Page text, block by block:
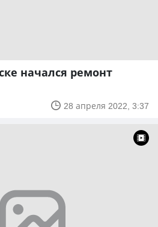
начался ремонт
28 апреля 2022, 3:37